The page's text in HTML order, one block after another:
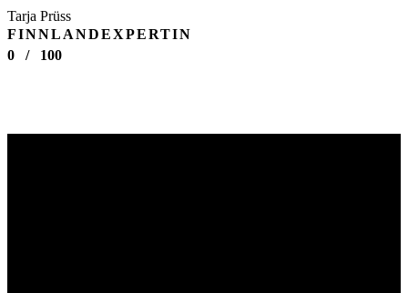
Tarja Prüss
FINNLANDEXPERTIN
0
/ 100